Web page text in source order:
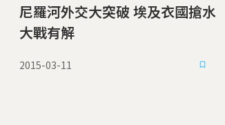
尼羅河外交大突破 埃及衣國搶水
大戰有解
2015-03-11